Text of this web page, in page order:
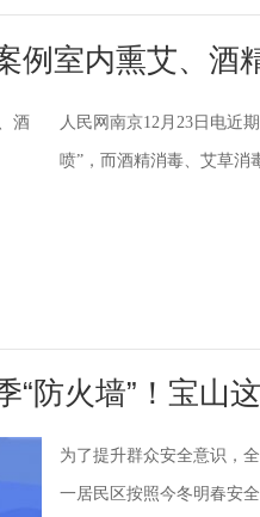
例室内熏艾、酒
人民网南京12月23日电近
喷”，而酒精消毒、艾草消
“防火墙”！宝山
为了提升群众安全意识，
一居民区按照今冬明春安